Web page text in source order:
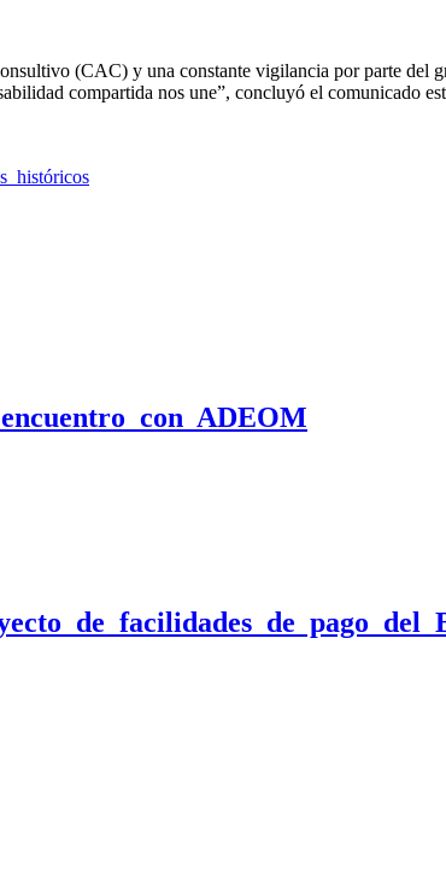
(CAC) y una constante vigilancia por parte
compartida nos une”, concluyó el comunicado
históricos
con ADEOM
de facilidades de pago del